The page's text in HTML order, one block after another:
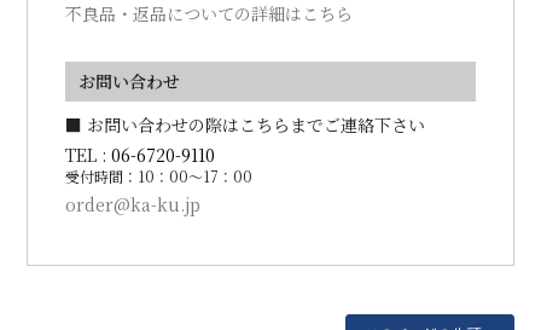
不良品・返品についての詳細はこちら
お問い合わせ
■ お問い合わせの際はこちらまでご連絡下さい
TEL : 06-6720-9110
受付時間：10：00～17：00
order@ka-ku.jp